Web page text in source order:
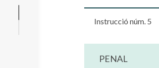
Instrucció núm. 5
PENAL